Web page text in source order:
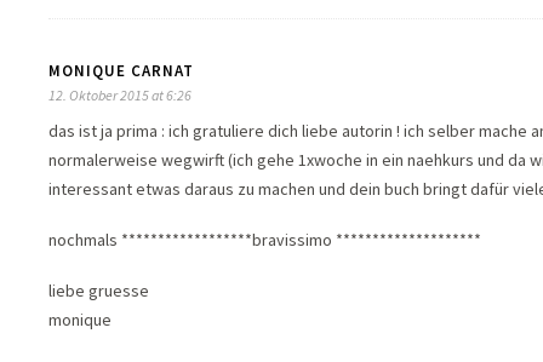
MONIQUE CARNAT
12. Oktober 2015 at 6:26
das ist ja prima : ich gratuliere dich liebe autorin ! ich selber mache
normalerweise wegwirft (ich gehe 1xwoche in ein naehkurs und
interessant etwas daraus zu machen und dein buch bringt dafür
nochmals ******************bravissimo ********************
liebe gruesse
monique